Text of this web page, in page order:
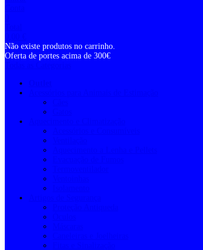
Não existe produtos no carrinho.
Oferta de portes acima de 300€